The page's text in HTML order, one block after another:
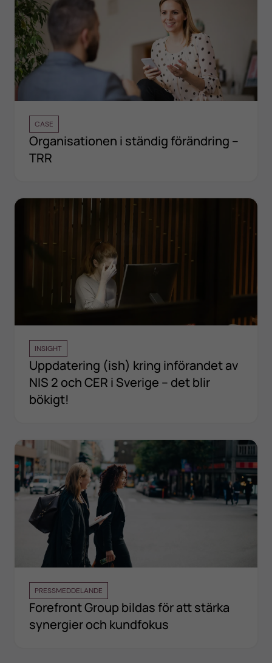
CASE
Organisationen i ständig förändring –
TRR
INSIGHT
Uppdatering (ish) kring införandet av
NIS 2 och CER i Sverige – det blir
bökigt!
PRESSMEDDELANDE
Forefront Group bildas för att stärka
synergier och kundfokus